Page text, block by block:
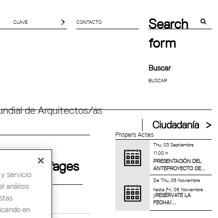
CONTACTO
Search
form
Buscar
de Arquitectos/as
Ciudadanía
Propers Actes
Thu, 03 Septiembre
11.00 h
PRESENTACIÓN DEL
ANTEPROYECTO DE...
DeThu, 05 Noviembre
hastaFri, 06 Noviembre
¡RESÉRVATE LA
FECHA!...
Pages
servicio
análisis
en